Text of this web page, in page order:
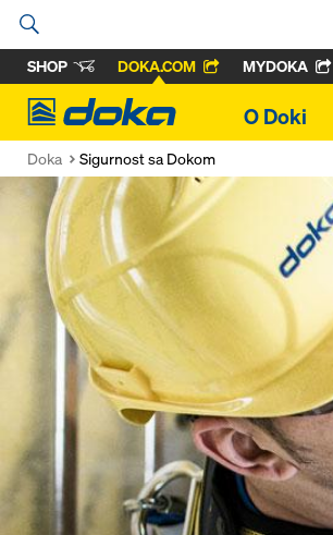
SHOP DOKA.COM MYDOKA
Doka
O Doki
Doka Sigurnost sa Dokom